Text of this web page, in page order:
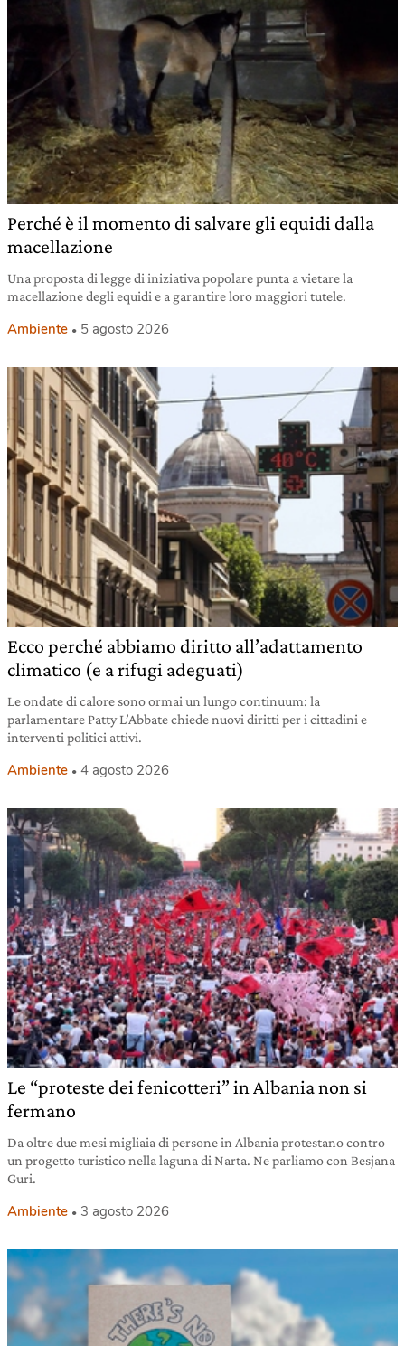
Perché è il momento di salvare gli equidi dalla
macellazione
Una proposta di legge di iniziativa popolare punta a vietare la
macellazione degli equidi e a garantire loro maggiori tutele.
Ambiente 5 agosto 2026
Ecco perché abbiamo diritto all’adattamento
climatico (e a rifugi adeguati)
Le ondate di calore sono ormai un lungo continuum: la
parlamentare Patty L’Abbate chiede nuovi diritti per i cittadini e
interventi politici attivi.
Ambiente 4 agosto 2026
Le “proteste dei fenicotteri” in Albania non si
fermano
Da oltre due mesi migliaia di persone in Albania protestano contro
un progetto turistico nella laguna di Narta. Ne parliamo con Besjana
Guri.
Ambiente 3 agosto 2026